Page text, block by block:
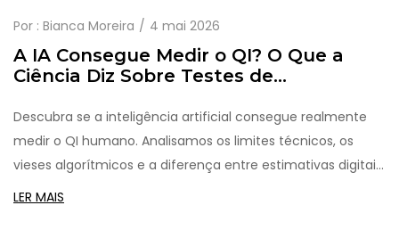
Por : Bianca Moreira 4 mai 2026
A IA Consegue Medir o QI? O Que a
Ciência Diz Sobre Testes de
Descubra se a inteligência artificial consegue realmente
medir o QI humano. Analisamos os limites técnicos, os
vieses algorítmicos e a diferença entre estimativas digitais
e avaliações clínicas reais.
LER MAIS